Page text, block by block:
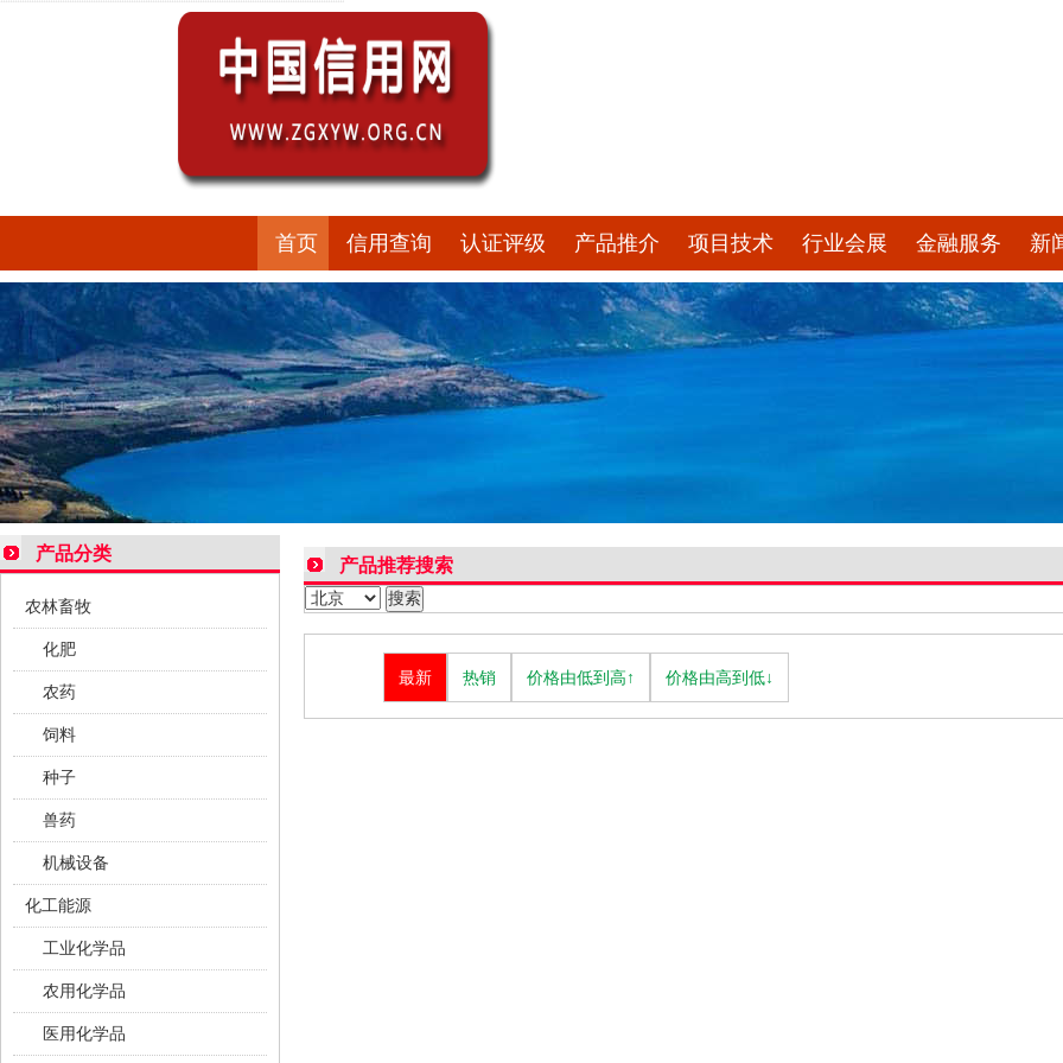
首页 信用查询 认证评级 产品推介 项目技术 行业会展 金融服务 新
产品分类
农林畜牧
化肥
农药
饲料
种子
兽药
机械设备
化工能源
工业化学品
农用化学品
医用化学品
产品推荐搜索
最新 热销 价格由低到高↑ 价格由高到低↓